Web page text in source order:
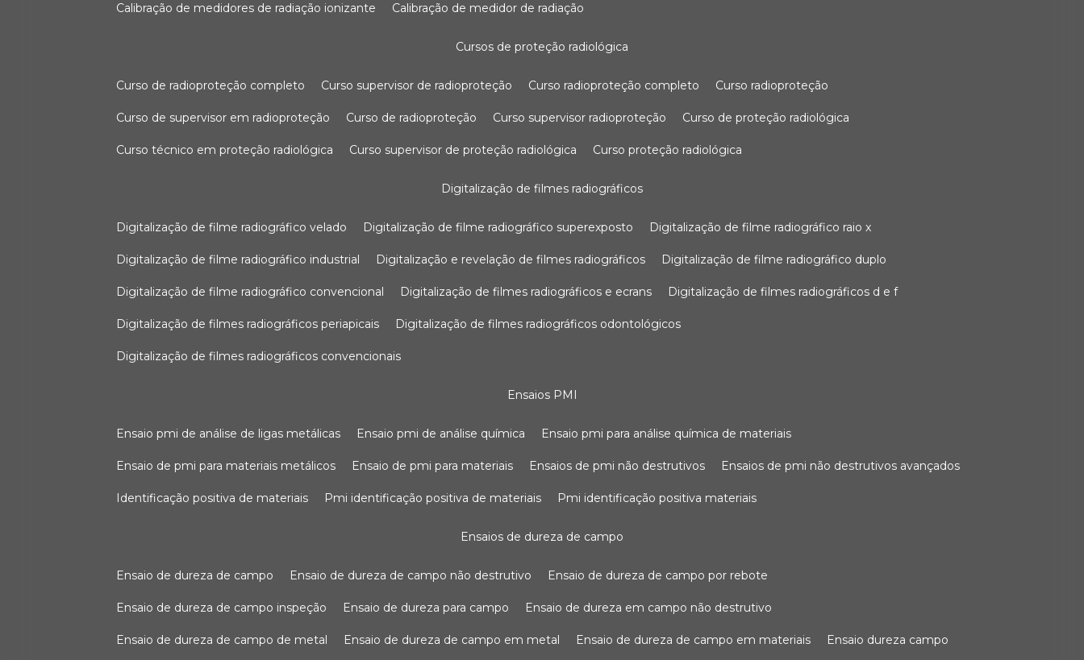
calibração de medidores de radiação ionizante calibração de medidor de radiação
cursos de proteção radiológica
curso de radioproteção completo curso supervisor de radioproteção curso radioproteção completo curso radioproteção
curso de supervisor em radioproteção curso de radioproteção curso supervisor radioproteção curso de proteção radiológica
curso técnico em proteção radiológica curso supervisor de proteção radiológica curso proteção radiológica
digitalização de filmes radiográficos
digitalização de filme radiográfico velado digitalização de filme radiográfico superexposto digitalização de filme radiográfico raio x
digitalização de filme radiográfico industrial digitalização e revelação de filmes radiográficos digitalização de filme radiográfico duplo
digitalização de filme radiográfico convencional digitalização de filmes radiográficos e ecrans digitalização de filmes radiográficos d e f
digitalização de filmes radiográficos periapicais digitalização de filmes radiográficos odontológicos
digitalização de filmes radiográficos convencionais
ensaios PMI
ensaio pmi de análise de ligas metálicas ensaio pmi de análise química ensaio pmi para análise química de materiais
ensaio de pmi para materiais metálicos ensaio de pmi para materiais ensaios de pmi não destrutivos ensaios de pmi não destrutivos avançados
identificação positiva de materiais pmi identificação positiva de materiais pmi identificação positiva materiais
ensaios de dureza de campo
ensaio de dureza de campo ensaio de dureza de campo não destrutivo ensaio de dureza de campo por rebote
ensaio de dureza de campo inspeção ensaio de dureza para campo ensaio de dureza em campo não destrutivo
ensaio de dureza de campo de metal ensaio de dureza de campo em metal ensaio de dureza de campo em materiais ensaio dureza campo